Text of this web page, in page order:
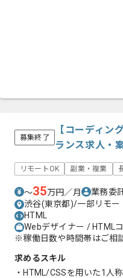
募集終了
【コーディン
ランス求人・
リモートOK 副業・複業
〜35万円／月 業務委
渋谷(東京都)/一部リモー
HTML
Webデザイナー / HTML
※稼働日数や時間帯はご相
求めるスキル
・HTML/CSSを用いた1人